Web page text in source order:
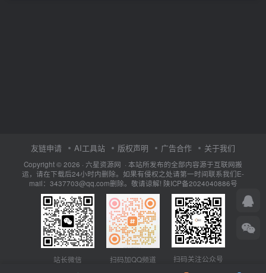
友链申请 AI工具站 版权声明 广告合作 关于我们
Copyright © 2026 · 六星资源网 · 本站所发布的全部内容源于互联网搬
运，请在下载后24小时内删除。如果有侵权之处请第一时间联系我们E-
mail：3437703@qq.com删除。敬请谅解! 陕ICP备2024040886号
站长微信 扫码加QQ频道 扫码关注公众号